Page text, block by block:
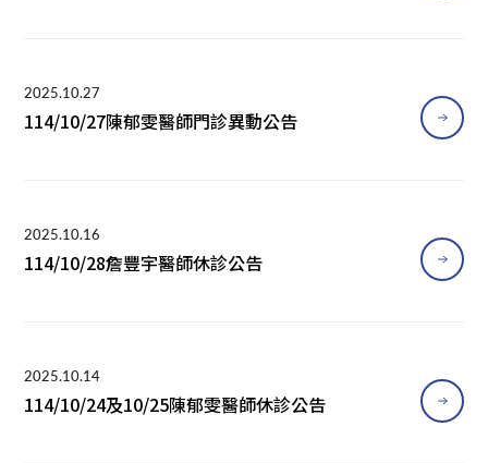
2025.10.27
114/10/27陳郁雯醫師門診異動公告
2025.10.16
114/10/28詹豐宇醫師休診公告
2025.10.14
114/10/24及10/25陳郁雯醫師休診公告